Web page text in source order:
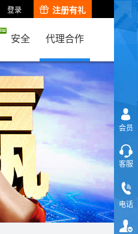
登录 注册有礼
安全 代理合作
会员
客服
电话